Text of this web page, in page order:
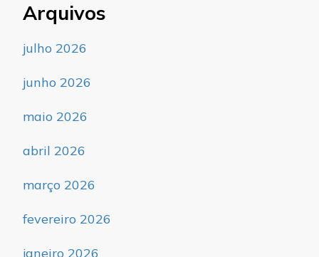
Arquivos
julho 2026
junho 2026
maio 2026
abril 2026
março 2026
fevereiro 2026
janeiro 2026